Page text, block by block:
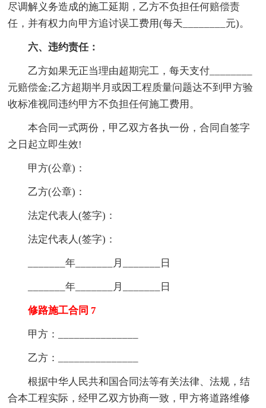
尽调解义务造成的施工延期，乙方不负担任何赔偿责
任，并有权力向甲方追讨误工费用(每天________元)。
六、违约责任：
乙方如果无正当理由超期完工，每天支付________
元赔偿金;乙方超期半月或因工程质量问题达不到甲方验
收标准视同违约甲方不负担任何施工费用。
本合同一式两份，甲乙双方各执一份，合同自签字
之日起立即生效!
甲方(公章)：
乙方(公章)：
法定代表人(签字)：
法定代表人(签字)：
_______年_______月_______日
_______年_______月_______日
修路施工合同 7
甲方：_______________
乙方：_______________
根据中华人民共和国合同法等有关法律、法规，结
合本工程实际，经甲乙双方协商一致，甲方将道路维修